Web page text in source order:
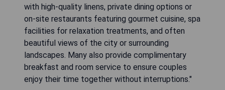
with high-quality linens, private dining options or
on-site restaurants featuring gourmet cuisine, spa
facilities for relaxation treatments, and often
beautiful views of the city or surrounding
landscapes. Many also provide complimentary
breakfast and room service to ensure couples
enjoy their time together without interruptions."